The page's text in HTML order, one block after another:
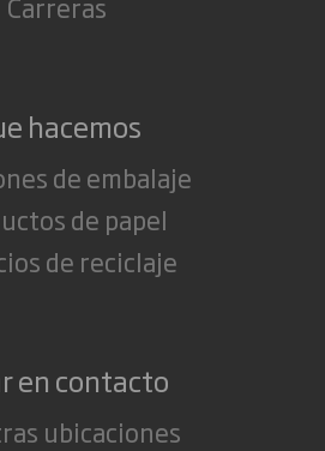
hacemos
de embalaje
de papel
de reciclaje
en contacto
ubicaciones